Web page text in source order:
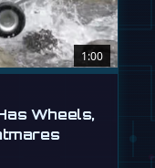
1:00
Wheels,